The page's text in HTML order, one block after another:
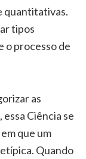
quantitativas.
tipos
o processo de
as
Ciência se
que um
Quando